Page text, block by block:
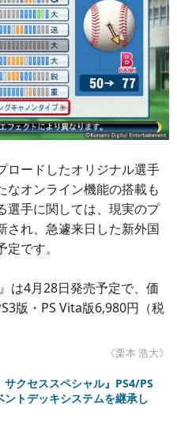
ロードしたオリジナル選手
なオンライン機能の搭載も
選手に関しては、現実のプ
され、急遽来日した新外国
です。
は4月28日発売予定で、価
版・PS Vita版6,980円（税
《栗本 浩大》
クセススペシャル』PS4/PS
トデッキシステムを継承し